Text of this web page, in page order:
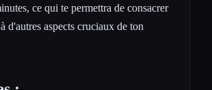
ce qui te permettra de consacrer
d'autres aspects cruciaux de ton